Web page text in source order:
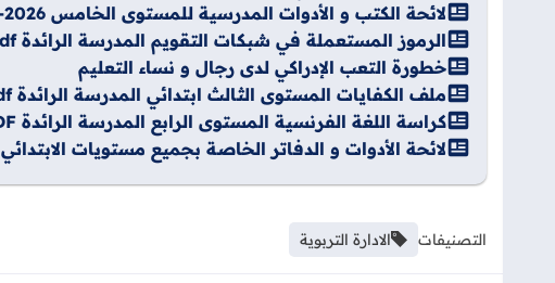
لائحة الكتب و الأدوات المدرسية للمستوى الخامس 2026-2027
الرموز المستعملة في شبكات التقويم المدرسة الرائدة Pdf
خطورة التعب الإدراكي لدى رجال و نساء التعليم
ملف الكفايات المستوى الثالث ابتدائي المدرسة الرائدة Pdf
كراسة اللغة الفرنسية المستوى الرابع المدرسة الرائدة PDF
لائحة الأدوات و الدفاتر الخاصة بجميع مستويات الابتدائي Word
التصنيفات الادارة التربوية